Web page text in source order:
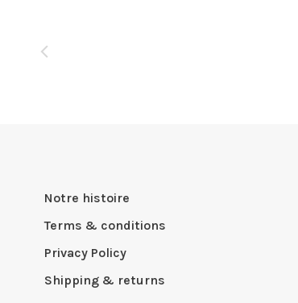
Notre histoire
Terms & conditions
Privacy Policy
Shipping & returns